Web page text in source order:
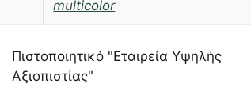
multicolor
Πιστοποιητικό "Εταιρεία Υψηλής
Αξιοπιστίας"